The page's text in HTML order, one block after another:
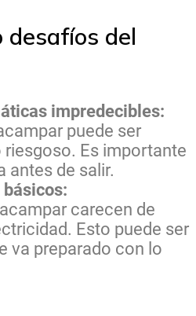
desafíos del
impredecibles:
puede ser
Es importante
antes de salir.
carecen de
Esto puede ser
va preparado con lo